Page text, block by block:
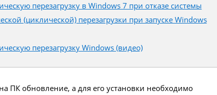
перезагрузку в Windows 7 при отказе системы
(циклической) перезагрузки при запуске Windows
перезагрузку Windows (видео)
ПК обновление, а для его установки необходимо